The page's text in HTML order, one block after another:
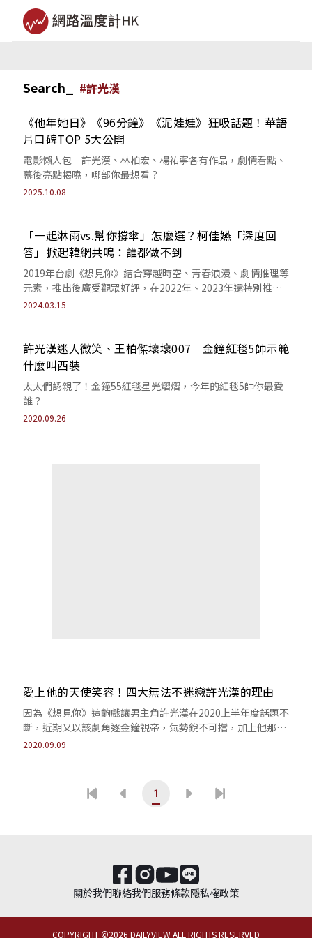
Search_ #許光漢
《他年她日》《96分鐘》《泥娃娃》狂吸話題！華語
片口碑TOP 5大公開
電影懶人包｜許光漢、林柏宏、楊祐寧各有作品，劇情看點、
幕後亮點揭曉，哪部你最想看？
2025.10.08
「一起淋雨vs.幫你撐傘」怎麼選？柯佳嬿「深度回
答」掀起韓網共鳴：誰都做不到
2019年台劇《想見你》結合穿越時空、青春浪漫、劇情推理等
元素，推出後廣受觀眾好評，在2022年、2023年還特別推出
電影版本、翻拍韓國影集。 ...
2024.03.15
許光漢迷人微笑、王柏傑壞壞007 金鐘紅毯5帥示範
什麼叫西裝
太太們認親了！金鐘55紅毯星光熠熠，今年的紅毯5帥你最愛
誰？
2020.09.26
愛上他的天使笑容！四大無法不迷戀許光漢的理由
因為《想見你》這齣戲讓男主角許光漢在2020上半年度話題不
斷，近期又以該劇角逐金鐘視帝，氣勢銳不可擋，加上他那俊
俏的臉蛋，讓不少迷妹敗在他笑容底...
2020.09.09
1
關於我們聯絡我們服務條款隱私權政策
COPYRIGHT ©2026 DAILYVIEW ALL RIGHTS RESERVED